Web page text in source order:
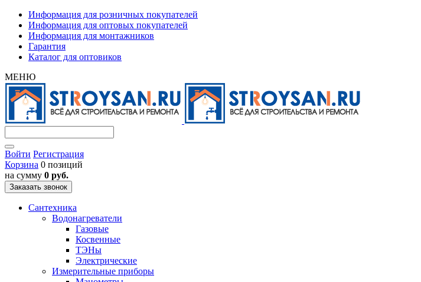
Информация для розничных покупателей
Информация для оптовых покупателей
Информация для монтажников
Гарантия
Каталог для оптовиков
МЕНЮ
Войти Регистрация
Корзина 0 позиций
на сумму 0 руб.
Заказать звонок
Сантехника
Водонагреватели
Газовые
Косвенные
ТЭНы
Электрические
Измерительные приборы